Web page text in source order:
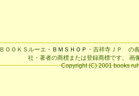
ＢＯＯＫＳルーエ・ ＢＭＳＨＯＰ ・吉祥寺ＪＰ の
社・著者の商標または登録商標です。 画
Copyright (C) 2001 books